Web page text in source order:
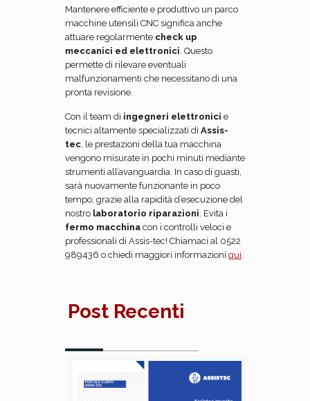
Mantenere efficiente e produttivo un parco
macchine utensili CNC significa anche
attuare regolarmente check up
meccanici ed elettronici. Questo
permette di rilevare eventuali
malfunzionamenti che necessitano di una
pronta revisione.
Con il team di ingegneri elettronici e
tecnici altamente specializzati di Assis-
tec, le prestazioni della tua macchina
vengono misurate in pochi minuti mediante
strumenti all’avanguardia. In caso di guasti,
sarà nuovamente funzionante in poco
tempo, grazie alla rapidità d’esecuzione del
nostro laboratorio riparazioni. Evita i
fermo macchina con i controlli veloci e
professionali di Assis-tec! Chiamaci al 0522
989436 o chiedi maggiori informazioni qui.
Post Recenti